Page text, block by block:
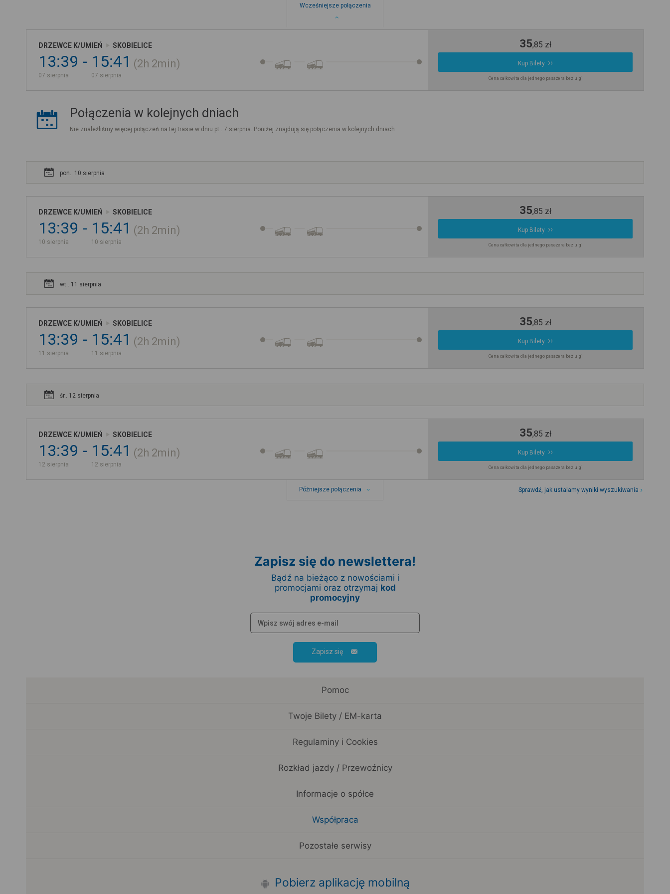
Wcześniejsze połączenia
DRZEWCE K/UMIEŃ SKOBIELICE
13:39
07 sierpnia
15:41
07 sierpnia
2h 2min
35,85 zł
Kup Bilety
Cena całkowita dla jednego pasażera bez ulgi
Połączenia w kolejnych dniach
Nie znaleźliśmy więcej połączeń na tej trasie w dniu pt.. 7 sierpnia. Poniżej znajdują się połączenia w kolejnych dniach
pon.. 10 sierpnia
DRZEWCE K/UMIEŃ SKOBIELICE
13:39
10 sierpnia
15:41
10 sierpnia
2h 2min
35,85 zł
Kup Bilety
Cena całkowita dla jednego pasażera bez ulgi
wt.. 11 sierpnia
DRZEWCE K/UMIEŃ SKOBIELICE
13:39
11 sierpnia
15:41
11 sierpnia
2h 2min
35,85 zł
Kup Bilety
Cena całkowita dla jednego pasażera bez ulgi
śr.. 12 sierpnia
DRZEWCE K/UMIEŃ SKOBIELICE
13:39
12 sierpnia
15:41
12 sierpnia
2h 2min
35,85 zł
Kup Bilety
Cena całkowita dla jednego pasażera bez ulgi
Późniejsze połączenia Sprawdź, jak ustalamy wyniki wyszukiwania
Zapisz się do newslettera!
Bądź na bieżąco z nowościami i
promocjami oraz otrzymaj kod
promocyjny
Zapisz się
Pomoc
Twoje Bilety / EM-karta
Regulaminy i Cookies
Rozkład jazdy / Przewoźnicy
Informacje o spółce
Współpraca
Pozostałe serwisy
Pobierz aplikację mobilną